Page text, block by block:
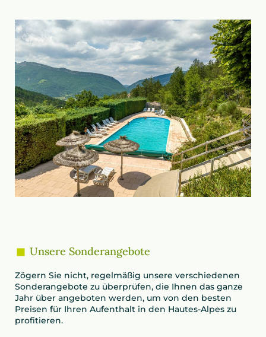
Unsere Sonderangebote
Zögern Sie nicht, regelmäßig unsere verschiedenen
Sonderangebote zu überprüfen, die Ihnen das ganze
Jahr über angeboten werden, um von den besten
Preisen für Ihren Aufenthalt in den Hautes-Alpes zu
profitieren.